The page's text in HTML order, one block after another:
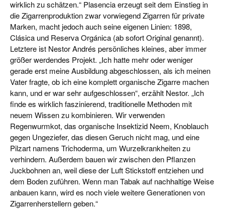
wirklich zu schätzen.“ Plasencia erzeugt seit dem Einstieg in
die Zigarrenproduktion zwar vorwiegend Zigarren für private
Marken, macht jedoch auch seine eigenen Linien: 1898,
Clásica und Reserva Orgánica (ab sofort Original genannt).
Letztere ist Nestor Andrés persönliches kleines, aber immer
größer werdendes Projekt. „Ich hatte mehr oder weniger
gerade erst meine Ausbildung abgeschlossen, als ich meinen
Vater fragte, ob ich eine komplett organische Zigarre machen
kann, und er war sehr aufgeschlossen“, erzählt Nestor. „Ich
finde es wirklich faszinierend, traditionelle Methoden mit
neuem Wissen zu kombinieren. Wir verwenden
Regenwurmkot, das organische Insektizid Neem, Knoblauch
gegen Ungeziefer, das diesen Geruch nicht mag, und eine
Pilzart namens Trichoderma, um Wurzelkrankheiten zu
verhindern. Außerdem bauen wir zwischen den Pflanzen
Juckbohnen an, weil diese der Luft Stickstoff entziehen und
dem Boden zuführen. Wenn man Tabak auf nachhaltige Weise
anbauen kann, wird es noch viele weitere Generationen von
Zigarrenherstellern geben.“